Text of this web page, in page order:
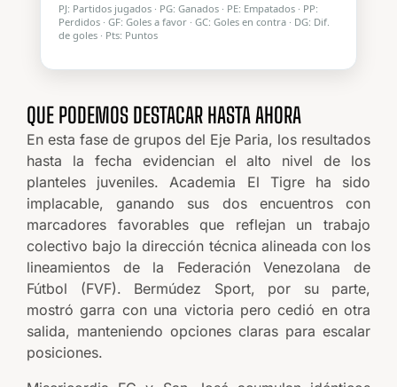
PJ: Partidos jugados · PG: Ganados · PE: Empatados · PP:
Perdidos · GF: Goles a favor · GC: Goles en contra · DG: Dif.
de goles · Pts: Puntos
QUE PODEMOS DESTACAR HASTA AHORA
En esta fase de grupos del Eje Paria, los resultados
hasta la fecha evidencian el alto nivel de los
planteles juveniles. Academia El Tigre ha sido
implacable, ganando sus dos encuentros con
marcadores favorables que reflejan un trabajo
colectivo bajo la dirección técnica alineada con los
lineamientos de la Federación Venezolana de
Fútbol (FVF). Bermúdez Sport, por su parte,
mostró garra con una victoria pero cedió en otra
salida, manteniendo opciones claras para escalar
posiciones.